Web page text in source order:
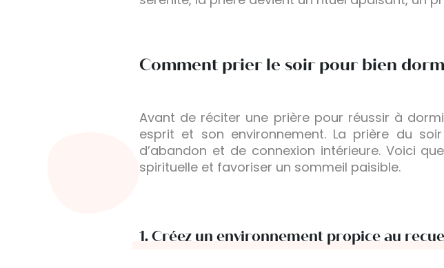
Comment prier le soir pour bien
Avant de réciter une prière pour réussir à
esprit et son environnement. La prière du
d’abandon et de connexion intérieure. Voici
spirituelle et favoriser un sommeil paisible.
1.Créez un environnement propice au